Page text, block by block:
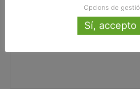
Opcions de gestió
Sí, accepto